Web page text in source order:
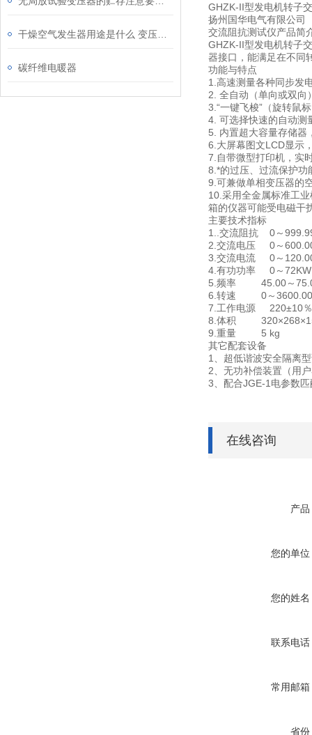
碳纤维电暖器
GHZK-II型发电机转子
扬州国华电气有限公司
交流阻抗测试仪产品简
GHZK-II型发电机转子
器接口，能满足在不同
功能与特点
1.高速测量各种同步发
2. 全自动（单向或双向
3.“一键飞梭”（旋转鼠
4. 可选择快速的自动测
5. 内置超大容量存储器
6.大屏幕图文LCD显示
7.自带微型打印机，实
8.*的过压、过流保护功
9.可兼做单相变压器的
10.采用全金属标准工
箱的仪器可能受电磁干
主要技术指标
1..交流阻抗 0～
2.交流电压 0～
3.交流电流 0～
4.有功功率 0～
5.频率 45.00～
6.转速 0～
7.工作电源 220±10
8.体积
9.重量 5 kg
其它配套设备
1、超低谐波安全隔离
2、无功补偿装置（用
3、配合JGE-1电参数
在线咨询
产品
您的单位
您的姓名
联系电话
常用邮箱
省份